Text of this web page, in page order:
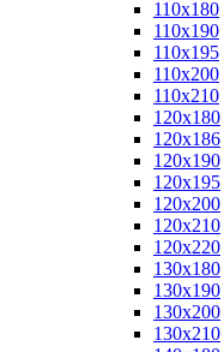
110x180
110x190
110x195
110x200
110x210
120x180
120x186
120x190
120x195
120x200
120x210
120x220
130x180
130x190
130x200
130x210